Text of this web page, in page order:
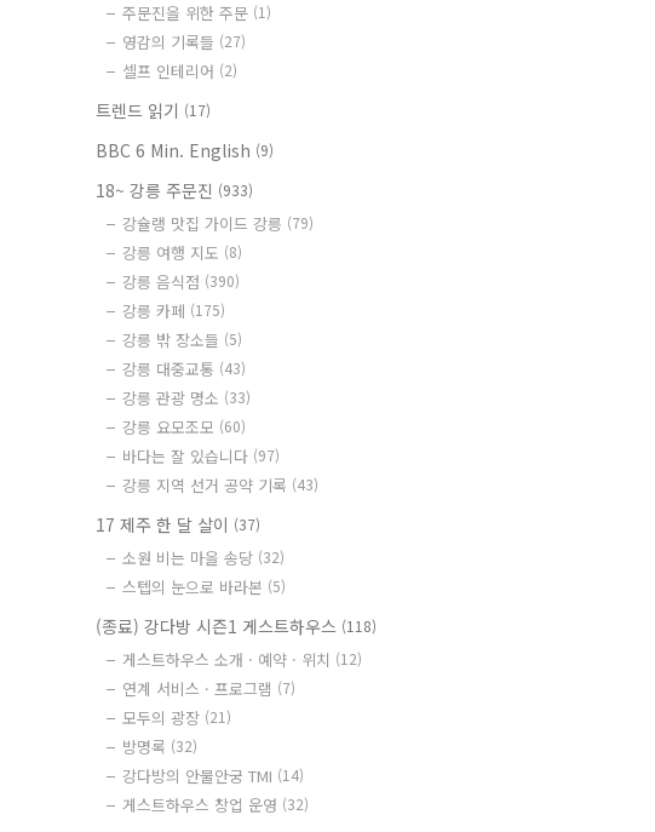
주문진을 위한 주문 (1)
영감의 기록들 (27)
셀프 인테리어 (2)
트렌드 읽기 (17)
BBC 6 Min. English (9)
18~ 강릉 주문진 (933)
강슐랭 맛집 가이드 강릉 (79)
강릉 여행 지도 (8)
강릉 음식점 (390)
강릉 카페 (175)
강릉 밖 장소들 (5)
강릉 대중교통 (43)
강릉 관광 명소 (33)
강릉 요모조모 (60)
바다는 잘 있습니다 (97)
강릉 지역 선거 공약 기록 (43)
17 제주 한 달 살이 (37)
소원 비는 마을 송당 (32)
스텝의 눈으로 바라본 (5)
(종료) 강다방 시즌1 게스트하우스 (118)
게스트하우스 소개 · 예약 · 위치 (12)
연계 서비스 · 프로그램 (7)
모두의 광장 (21)
방명록 (32)
강다방의 안물안궁 TMI (14)
게스트하우스 창업 운영 (32)